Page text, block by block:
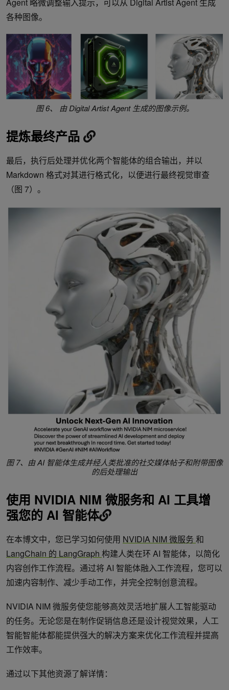
各种图像。
图 6、 由 Digital Artist Agent 生成的图像示例。
提炼最终产品
最后，执行后处理并优化两个智能体的组合输出，并以
Markdown 格式对其进行格式化，以便进行最终视觉审查
（图 7）。
图 7、由 AI 智能体生成并经人类批准的社交媒体帖子和附带图像
的后处理输出
使用 NVIDIA NIM 微服务和 AI 工具增
强您的 AI 智能体
在本博文中，您已学习如何使用 NVIDIA NIM 微服务 和
LangChain 的 LangGraph 构建人类在环 AI 智能体，以简化
内容创作工作流程。通过将 AI 智能体融入工作流程，您可以
加速内容制作、减少手动工作，并完全控制创意流程。
NVIDIA NIM 微服务使您能够高效灵活地扩展人工智能驱动
的任务。无论您是在制作促销信息还是设计视觉效果，人工
智能智能体都能提供强大的解决方案来优化工作流程并提高
工作效率。
通过以下其他资源了解详情：